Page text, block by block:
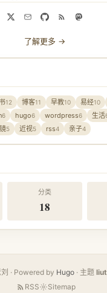
了解更多 →
12 博客11 早教10 易经10
6 hugo6 wordpress6 生活
5 近视5 rss4 亲子4
分类
18
· Powered by Hugo· 主题
RSS
Sitemap